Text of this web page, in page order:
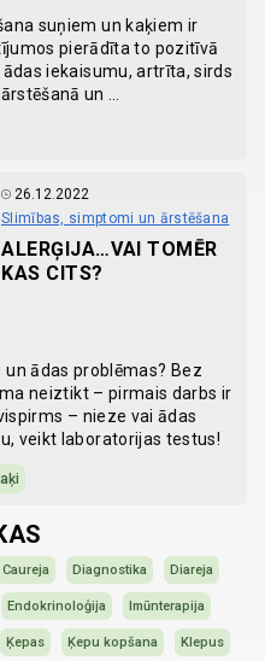
suņiem un kaķiem ir
pierādīta to pozitīvā
iekaisumu, artrīta, sirds
un …
26.12.2022
Slimības, simptomi un ārstēšana
ALERĢIJA…VAI TOMĒR
KAS CITS?
ādas problēmas? Bez
neiztikt – pirmais darbs ir
– nieze vai ādas
veikt laboratorijas testus!
Caureja Diagnostika Diareja
Endokrinoloģija Imūnterapija
Ķepas Ķepu kopšana Klepus